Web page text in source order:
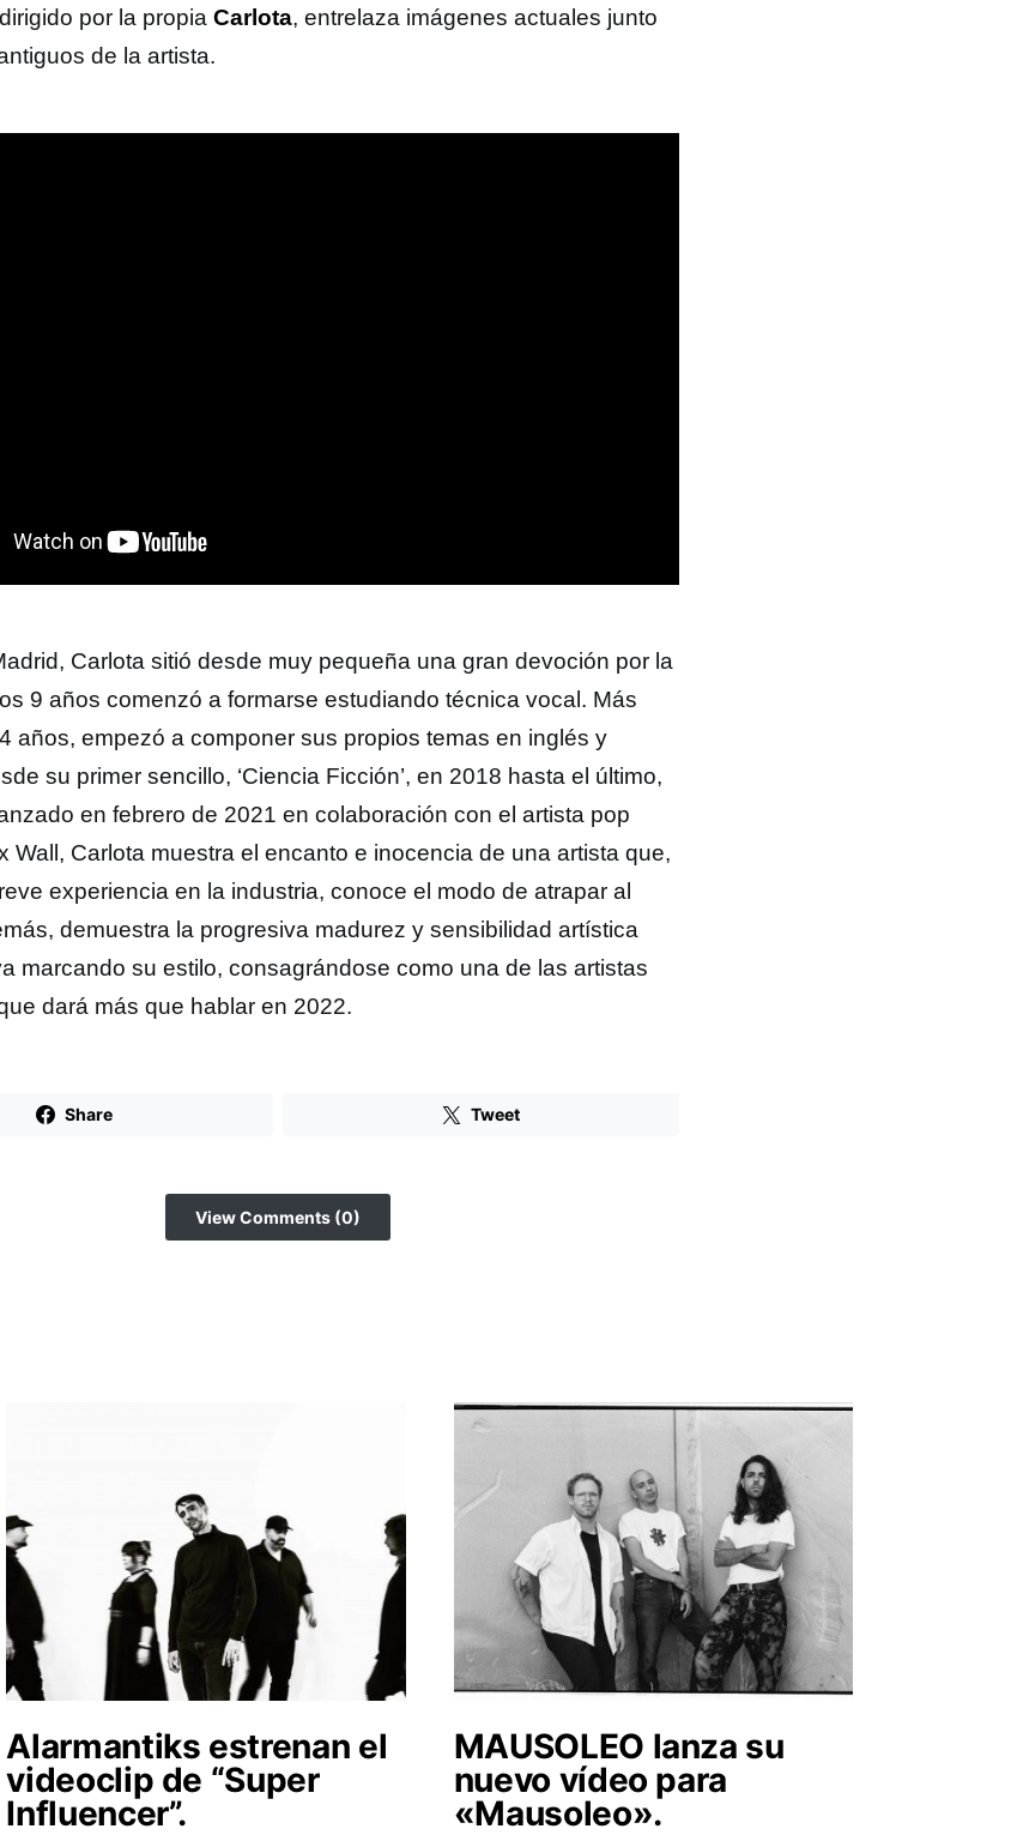
por la propia Carlota, entrelaza imágenes actuales junto
de la artista.
Carlota sitió desde muy pequeña una gran devoción por la
9 años comenzó a formarse estudiando técnica vocal. Más
años, empezó a componer sus propios temas en inglés y
su primer sencillo, ‘Ciencia Ficción’, en 2018 hasta el último,
lanzado en febrero de 2021 en colaboración con el artista pop
Wall, Carlota muestra el encanto e inocencia de una artista que,
experiencia en la industria, conoce el modo de atrapar al
demuestra la progresiva madurez y sensibilidad artística
marcando su estilo, consagrándose como una de las artistas
dará más que hablar en 2022.
Share Tweet
View Comments (0)
Alarmantiks estrenan el
videoclip de “Super
Influencer”.
MAUSOLEO lanza su
nuevo vídeo para
«Mausoleo».